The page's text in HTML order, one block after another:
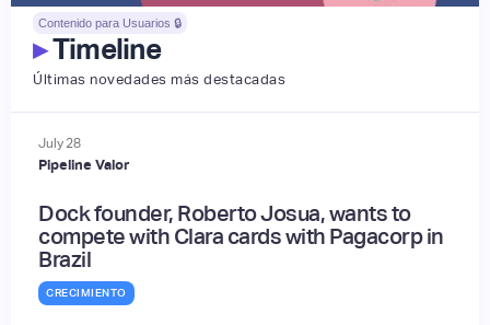
Contenido para Usuarios 🔒
▸Timeline
Últimas novedades más destacadas
July 28
Pipeline Valor
Dock founder, Roberto Josua, wants to
compete with Clara cards with Pagacorp in
Brazil
CRECIMIENTO